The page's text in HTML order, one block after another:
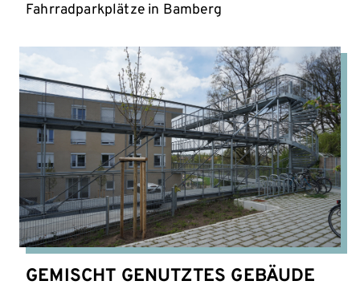
Fahrradparkplätze in Bamberg
GEMISCHT GENUTZTES GEBÄUDE